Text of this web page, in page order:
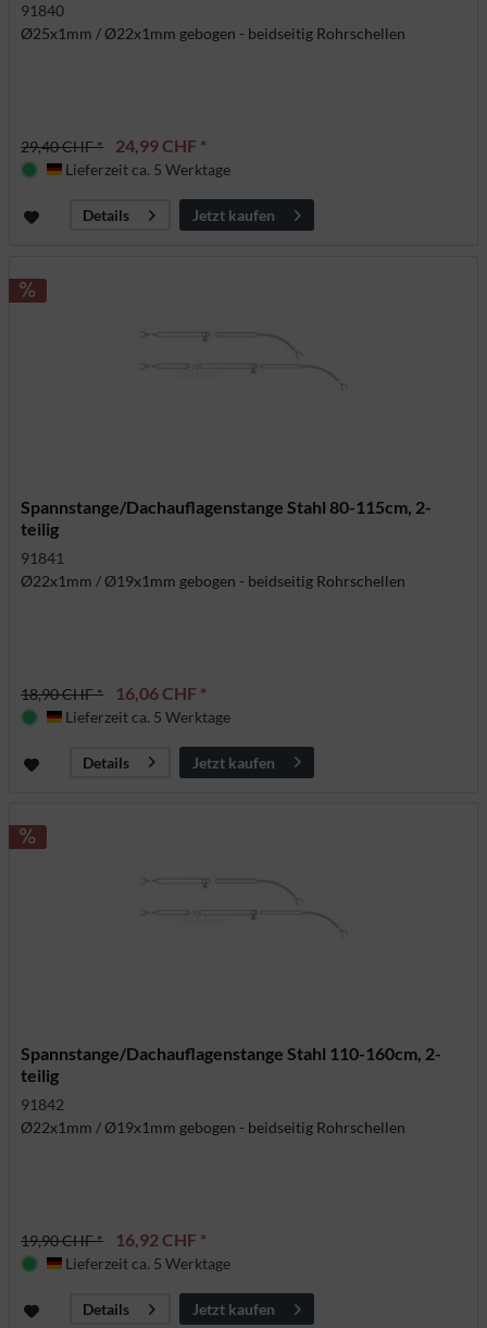
91840
Ø25x1mm / Ø22x1mm gebogen - beidseitig Rohrschellen
29,40 CHF * 24,99 CHF *
Deutschland
Lieferzeit ca. 5 Werktage
Details Jetzt kaufen
Spannstange/Dachauflagenstange Stahl 80-115cm, 2-
teilig
91841
Ø22x1mm / Ø19x1mm gebogen - beidseitig Rohrschellen
18,90 CHF * 16,06 CHF *
Deutschland
Lieferzeit ca. 5 Werktage
Details Jetzt kaufen
Spannstange/Dachauflagenstange Stahl 110-160cm, 2-
teilig
91842
Ø22x1mm / Ø19x1mm gebogen - beidseitig Rohrschellen
19,90 CHF * 16,92 CHF *
Deutschland
Lieferzeit ca. 5 Werktage
Details Jetzt kaufen